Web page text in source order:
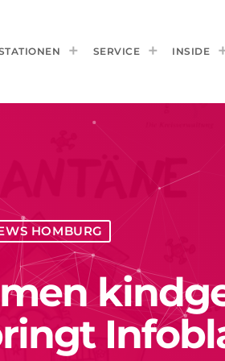
SERVICE INSIDE
HOMBURG